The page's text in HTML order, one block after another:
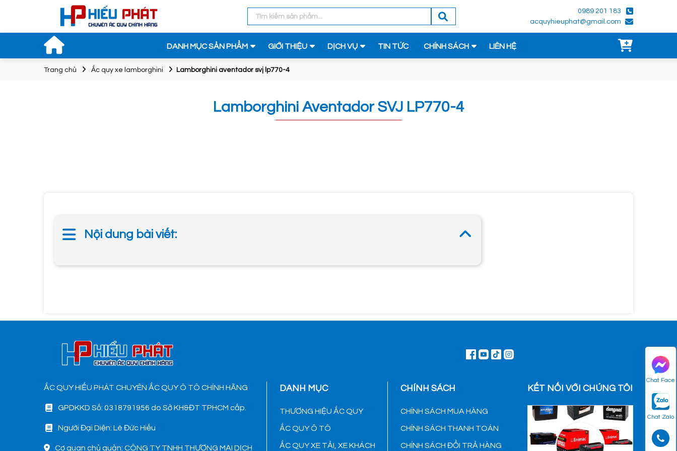
0989 201 183
acquyhieuphat@gmail.com
DANH MỤC SẢN PHẨM GIỚI THIỆU DỊCH VỤ TIN TỨC CHÍNH SÁCH LIÊN HỆ
Chat Face
Chat Zalo
Trang chủ Ắc quy xe lamborghini Lamborghini aventador svj lp770-4
Lamborghini Aventador SVJ LP770-4
Nội dung bài viết:
ẮC QUY HIẾU PHÁT CHUYÊN ẮC QUY Ô TÔ CHÍNH HÃNG
GPDKKD Số: 0318791956 do Sở KH&ĐT TPHCM cấp.
Người Đại Diện: Lê Đức Hiếu
Cơ quan chủ quản: CÔNG TY TNHH THƯƠNG MẠI DỊCH
DANH MỤC
THƯƠNG HIỆU ẮC QUY
ẮC QUY Ô TÔ
ẮC QUY XE TẢI, XE KHÁCH
CHÍNH SÁCH
CHÍNH SÁCH MUA HÀNG
CHÍNH SÁCH THANH TOÁN
CHÍNH SÁCH ĐỔI TRẢ HÀNG
KẾT NỐI VỚI CHÚNG TÔI